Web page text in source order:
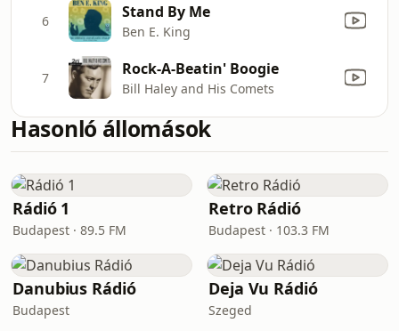
6 Stand By Me
Ben E. King
7 Rock-A-Beatin' Boogie
Bill Haley and His Comets
Hasonló állomások
Rádió 1
Budapest · 89.5 FM
Retro Rádió
Budapest · 103.3 FM
Danubius Rádió
Budapest
Deja Vu Rádió
Szeged